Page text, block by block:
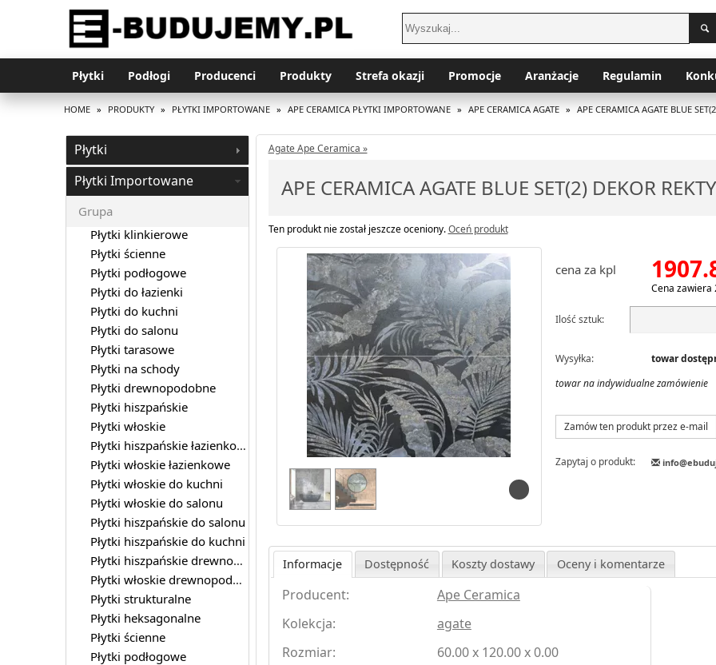
Płytki Podłogi Producenci Produkty Strefa okazji Promocje Aranżacje Regulamin
HOME » PRODUKTY » PŁYTKI IMPORTOWANE » APE CERAMICA PŁYTKI IMPORTOWANE » APE CERAMICA AGATE » APE CERAMICA AGATE BLUE
Agate Ape Ceramica »
APE CERAMICA AGATE BLUE SET(2) DEKOR
Ten produkt nie został jeszcze oceniony.Oceń produkt
cena za kpl
Cena zawiera
Ilość sztuk:
Wysyłka:
towar
towar na indywidualne zamówienie
Zamów ten produkt przez e-mail
Zapytaj o produkt:
Informacje Dostępność Koszty dostawy Oceny i komentarze
Producent:
Ape Ceramica
Kolekcja:
agate
Rozmiar:
60.00 x 120.00 x 0.00
Płytki
Płytki Importowane
Grupa
Płytki klinkierowe
Płytki ścienne
Płytki podłogowe
Płytki do łazienki
Płytki do kuchni
Płytki do salonu
Płytki tarasowe
Płytki na schody
Płytki drewnopodobne
Płytki hiszpańskie
Płytki włoskie
Płytki hiszpańskie łazienkowe
Płytki włoskie łazienkowe
Płytki włoskie do kuchni
Płytki włoskie do salonu
Płytki hiszpańskie do salonu
Płytki hiszpańskie do kuchni
Płytki hiszpańskie drewnopodobne
Płytki włoskie drewnopodobne
Płytki strukturalne
Płytki heksagonalne
Płytki ścienne
Płytki podłogowe